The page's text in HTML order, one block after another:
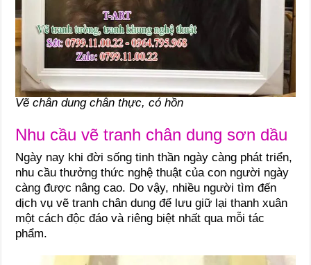
Vẽ chân dung chân thực, có hồn
Nhu cầu vẽ tranh chân dung sơn dầu
Ngày nay khi đời sống tinh thần ngày càng phát triển,
nhu cầu thưởng thức nghệ thuật của con người ngày
càng được nâng cao. Do vậy, nhiều người tìm đến
dịch vụ vẽ tranh chân dung để lưu giữ lại thanh xuân
một cách độc đáo và riêng biệt nhất qua mỗi tác
phẩm.